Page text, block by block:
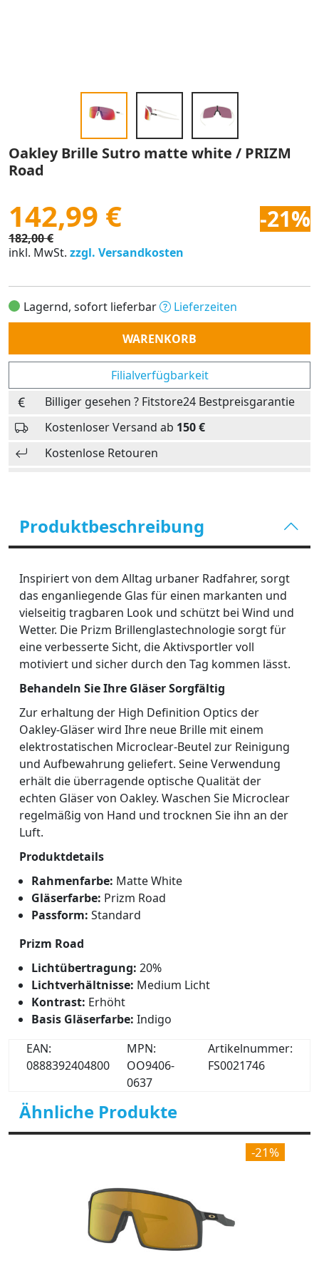
Oakley Brille Sutro matte white / PRIZM
Road
142,99 € -21%
182,00 €
inkl. MwSt. zzgl. Versandkosten
Lagernd, sofort lieferbar
Lieferzeiten
Anzahl
WARENKORB
Filialverfügbarkeit
Billiger gesehen ? Fitstore24 Bestpreisgarantie
Kostenloser Versand ab 150 €
Kostenlose Retouren
Produktbeschreibung
Inspiriert von dem Alltag urbaner Radfahrer, sorgt
das enganliegende Glas für einen markanten und
vielseitig tragbaren Look und schützt bei Wind und
Wetter. Die Prizm Brillenglastechnologie sorgt für
eine verbesserte Sicht, die Aktivsportler voll
motiviert und sicher durch den Tag kommen lässt.
Behandeln Sie Ihre Gläser Sorgfältig
Zur erhaltung der High Definition Optics der
Oakley-Gläser wird Ihre neue Brille mit einem
elektrostatischen Microclear-Beutel zur Reinigung
und Aufbewahrung geliefert. Seine Verwendung
erhält die überragende optische Qualität der
echten Gläser von Oakley. Waschen Sie Microclear
regelmäßig von Hand und trocknen Sie ihn an der
Luft.
Produktdetails
Rahmenfarbe: Matte White
Gläserfarbe: Prizm Road
Passform: Standard
Prizm Road
Lichtübertragung: 20%
Lichtverhältnisse: Medium Licht
Kontrast: Erhöht
Basis Gläserfarbe: Indigo
EAN:
0888392404800
MPN:
OO9406-
0637
Artikelnummer:
FS0021746
Ähnliche Produkte
-21%